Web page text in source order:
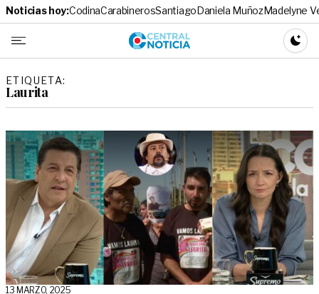
Noticias hoy:CodinaCarabinerosSantiagoDaniela MuñozMadelyne
Central
ETIQUETA:
Laurita
13 MARZO, 2025